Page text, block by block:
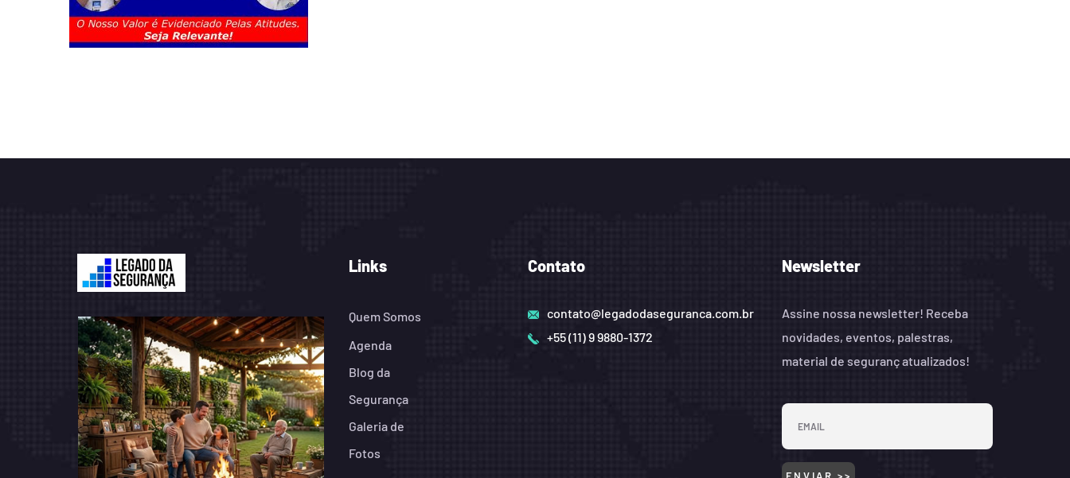
Links
Quem Somos
Agenda
Blog da
Segurança
Galeria de
Fotos
Contato
contato@legadodaseguranca.com.br
+55 (11) 9 9880-1372
Newsletter
Assine nossa newsletter! Receba
novidades, eventos, palestras,
material de seguranç atualizados!